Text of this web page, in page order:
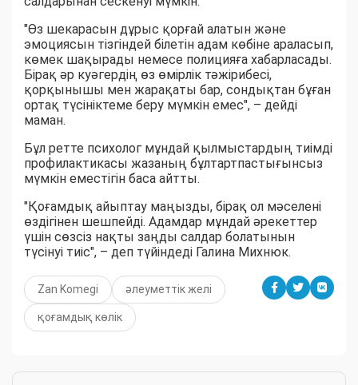
"Өз шекарасын дұрыс қорғай алатын және
эмоциясын тізгіндей білетін адам көбіне араласып,
көмек шақырады немесе полицияға хабарласады.
Бірақ әр куәгердің өз өмірлік тәжірибесі,
қорқынышы мен жарақаты бар, сондықтан бұған
ортақ түсініктеме беру мүмкін емес", – дейді
маман.
Бұл ретте психолог мұндай қылмыстардың тиімді
профилактикасы жазаның бұлтартпастығынсыз
мүмкін еместігін баса айтты.
"Қоғамдық айыптау маңызды, бірақ ол мәселені
өздігінен шешпейді. Адамдар мұндай әрекеттер
үшін сөзсіз нақты заңды салдар болатынын
түсінуі тиіс", – деп түйіндеді Галина Михнюк.
Zan Komegi әлеуметтік желі
қоғамдық көлік